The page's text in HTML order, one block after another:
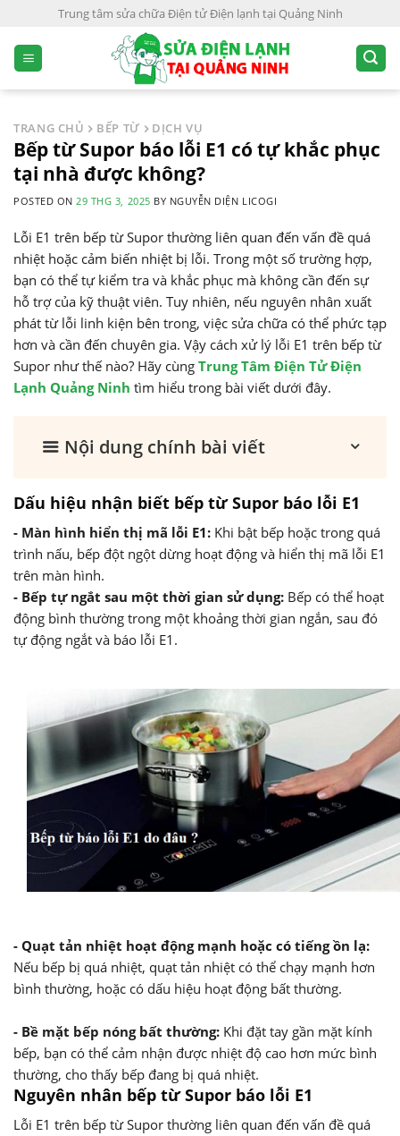
Trung tâm sửa chữa Điện tử Điện lạnh tại Quảng Ninh
TRANG CHỦ BẾP TỪ DỊCH VỤ
Bếp từ Supor báo lỗi E1 có tự khắc phục
tại nhà được không?
POSTED ON 29 THG 3, 2025 BY NGUYỄN DIỆN LICOGI
Lỗi E1 trên bếp từ Supor thường liên quan đến vấn đề quá
nhiệt hoặc cảm biến nhiệt bị lỗi. Trong một số trường hợp,
bạn có thể tự kiểm tra và khắc phục mà không cần đến sự
hỗ trợ của kỹ thuật viên. Tuy nhiên, nếu nguyên nhân xuất
phát từ lỗi linh kiện bên trong, việc sửa chữa có thể phức tạp
hơn và cần đến chuyên gia. Vậy cách xử lý lỗi E1 trên bếp từ
Supor như thế nào? Hãy cùng Trung Tâm Điện Tử Điện
Lạnh Quảng Ninh tìm hiểu trong bài viết dưới đây.
Nội dung chính bài viết
Dấu hiệu nhận biết bếp từ Supor báo lỗi E1
- Màn hình hiển thị mã lỗi E1: Khi bật bếp hoặc trong quá
trình nấu, bếp đột ngột dừng hoạt động và hiển thị mã lỗi E1
trên màn hình.
- Bếp tự ngắt sau một thời gian sử dụng: Bếp có thể hoạt
động bình thường trong một khoảng thời gian ngắn, sau đó
tự động ngắt và báo lỗi E1.
- Quạt tản nhiệt hoạt động mạnh hoặc có tiếng ồn lạ:
Nếu bếp bị quá nhiệt, quạt tản nhiệt có thể chạy mạnh hơn
bình thường, hoặc có dấu hiệu hoạt động bất thường.
- Bề mặt bếp nóng bất thường: Khi đặt tay gần mặt kính
bếp, bạn có thể cảm nhận được nhiệt độ cao hơn mức bình
thường, cho thấy bếp đang bị quá nhiệt.
Nguyên nhân bếp từ Supor báo lỗi E1
Lỗi E1 trên bếp từ Supor thường liên quan đến vấn đề quá